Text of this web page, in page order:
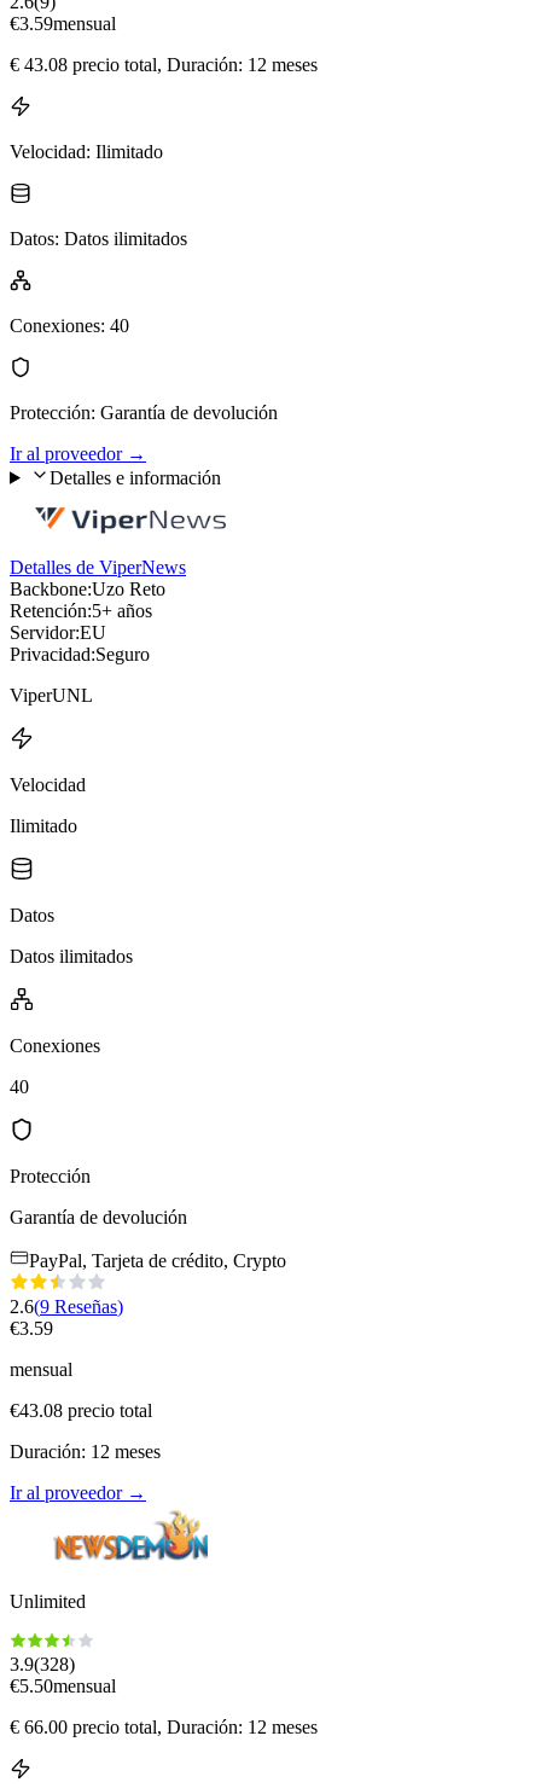
€3.59mensual
€ 43.08 precio total, Duración: 12 meses
Velocidad: Ilimitado
Datos: Datos ilimitados
Conexiones: 40
Protección: Garantía de devolución
Ir al proveedor→
Detalles e información
Detalles de ViperNews
Backbone:Uzo Reto
Retención:5+ años
Servidor:EU
Privacidad:Seguro
ViperUNL
Velocidad
Ilimitado
Datos
Datos ilimitados
Conexiones
40
Protección
Garantía de devolución
PayPal, Tarjeta de crédito, Crypto
2.6(9 Reseñas)
€3.59
mensual
€43.08 precio total
Duración: 12 meses
Ir al proveedor→
Unlimited
3.9(328)
€5.50mensual
€ 66.00 precio total, Duración: 12 meses